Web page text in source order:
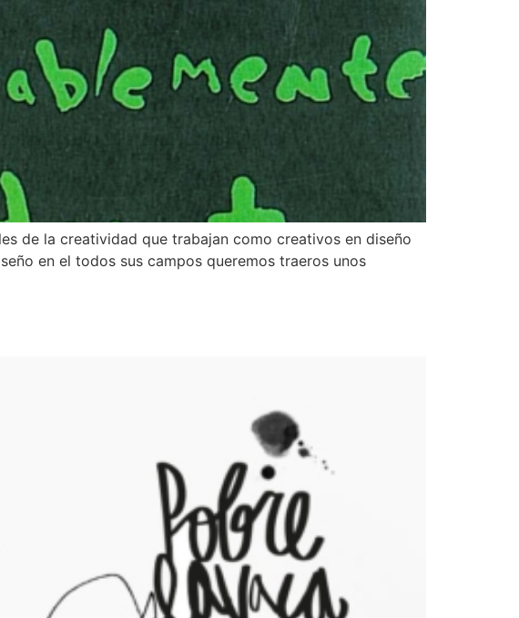
de la creatividad que trabajan como creativos en diseño
en el todos sus campos queremos traeros unos